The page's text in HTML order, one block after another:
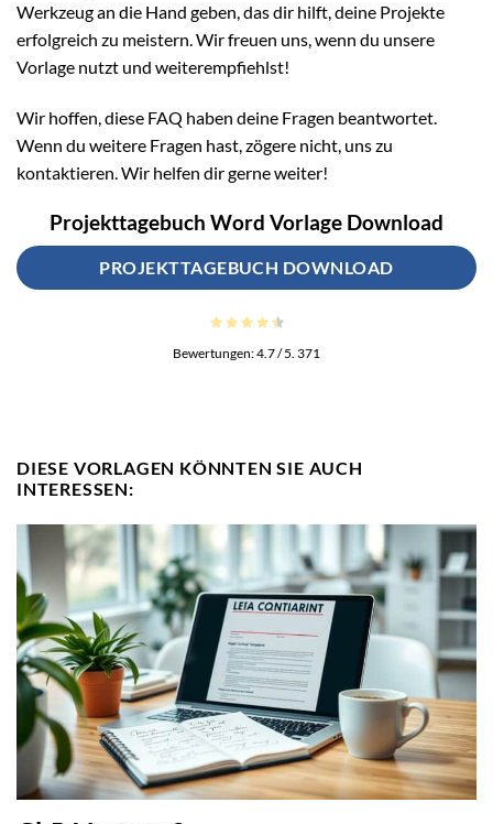
Werkzeug an die Hand geben, das dir hilft, deine Projekte
erfolgreich zu meistern. Wir freuen uns, wenn du unsere
Vorlage nutzt und weiterempfiehlst!
Wir hoffen, diese FAQ haben deine Fragen beantwortet.
Wenn du weitere Fragen hast, zögere nicht, uns zu
kontaktieren. Wir helfen dir gerne weiter!
Projekttagebuch Word Vorlage Download
PROJEKTTAGEBUCH DOWNLOAD
Bewertungen:4.7/ 5. 371
DIESE VORLAGEN KÖNNTEN SIE AUCH
INTERESSEN: